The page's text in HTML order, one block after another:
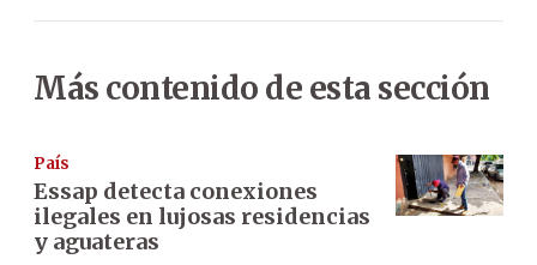
Más contenido de esta sección
País
Essap detecta conexiones
ilegales en lujosas residencias
y aguateras